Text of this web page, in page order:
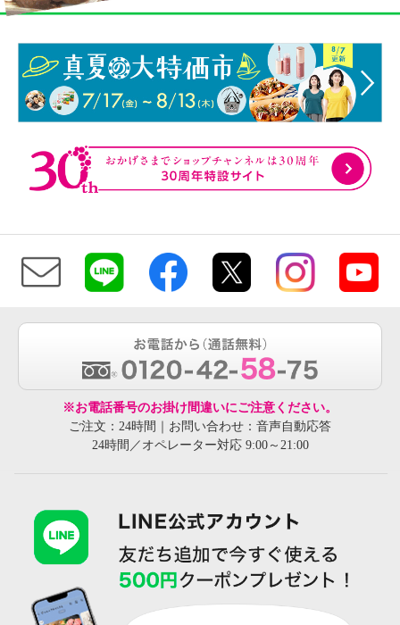
※お電話番号のお掛け間違いにご注意ください。
ご注文：24時間｜お問い合わせ：音声自動応答
24時間／オペレーター対応 9:00～21:00